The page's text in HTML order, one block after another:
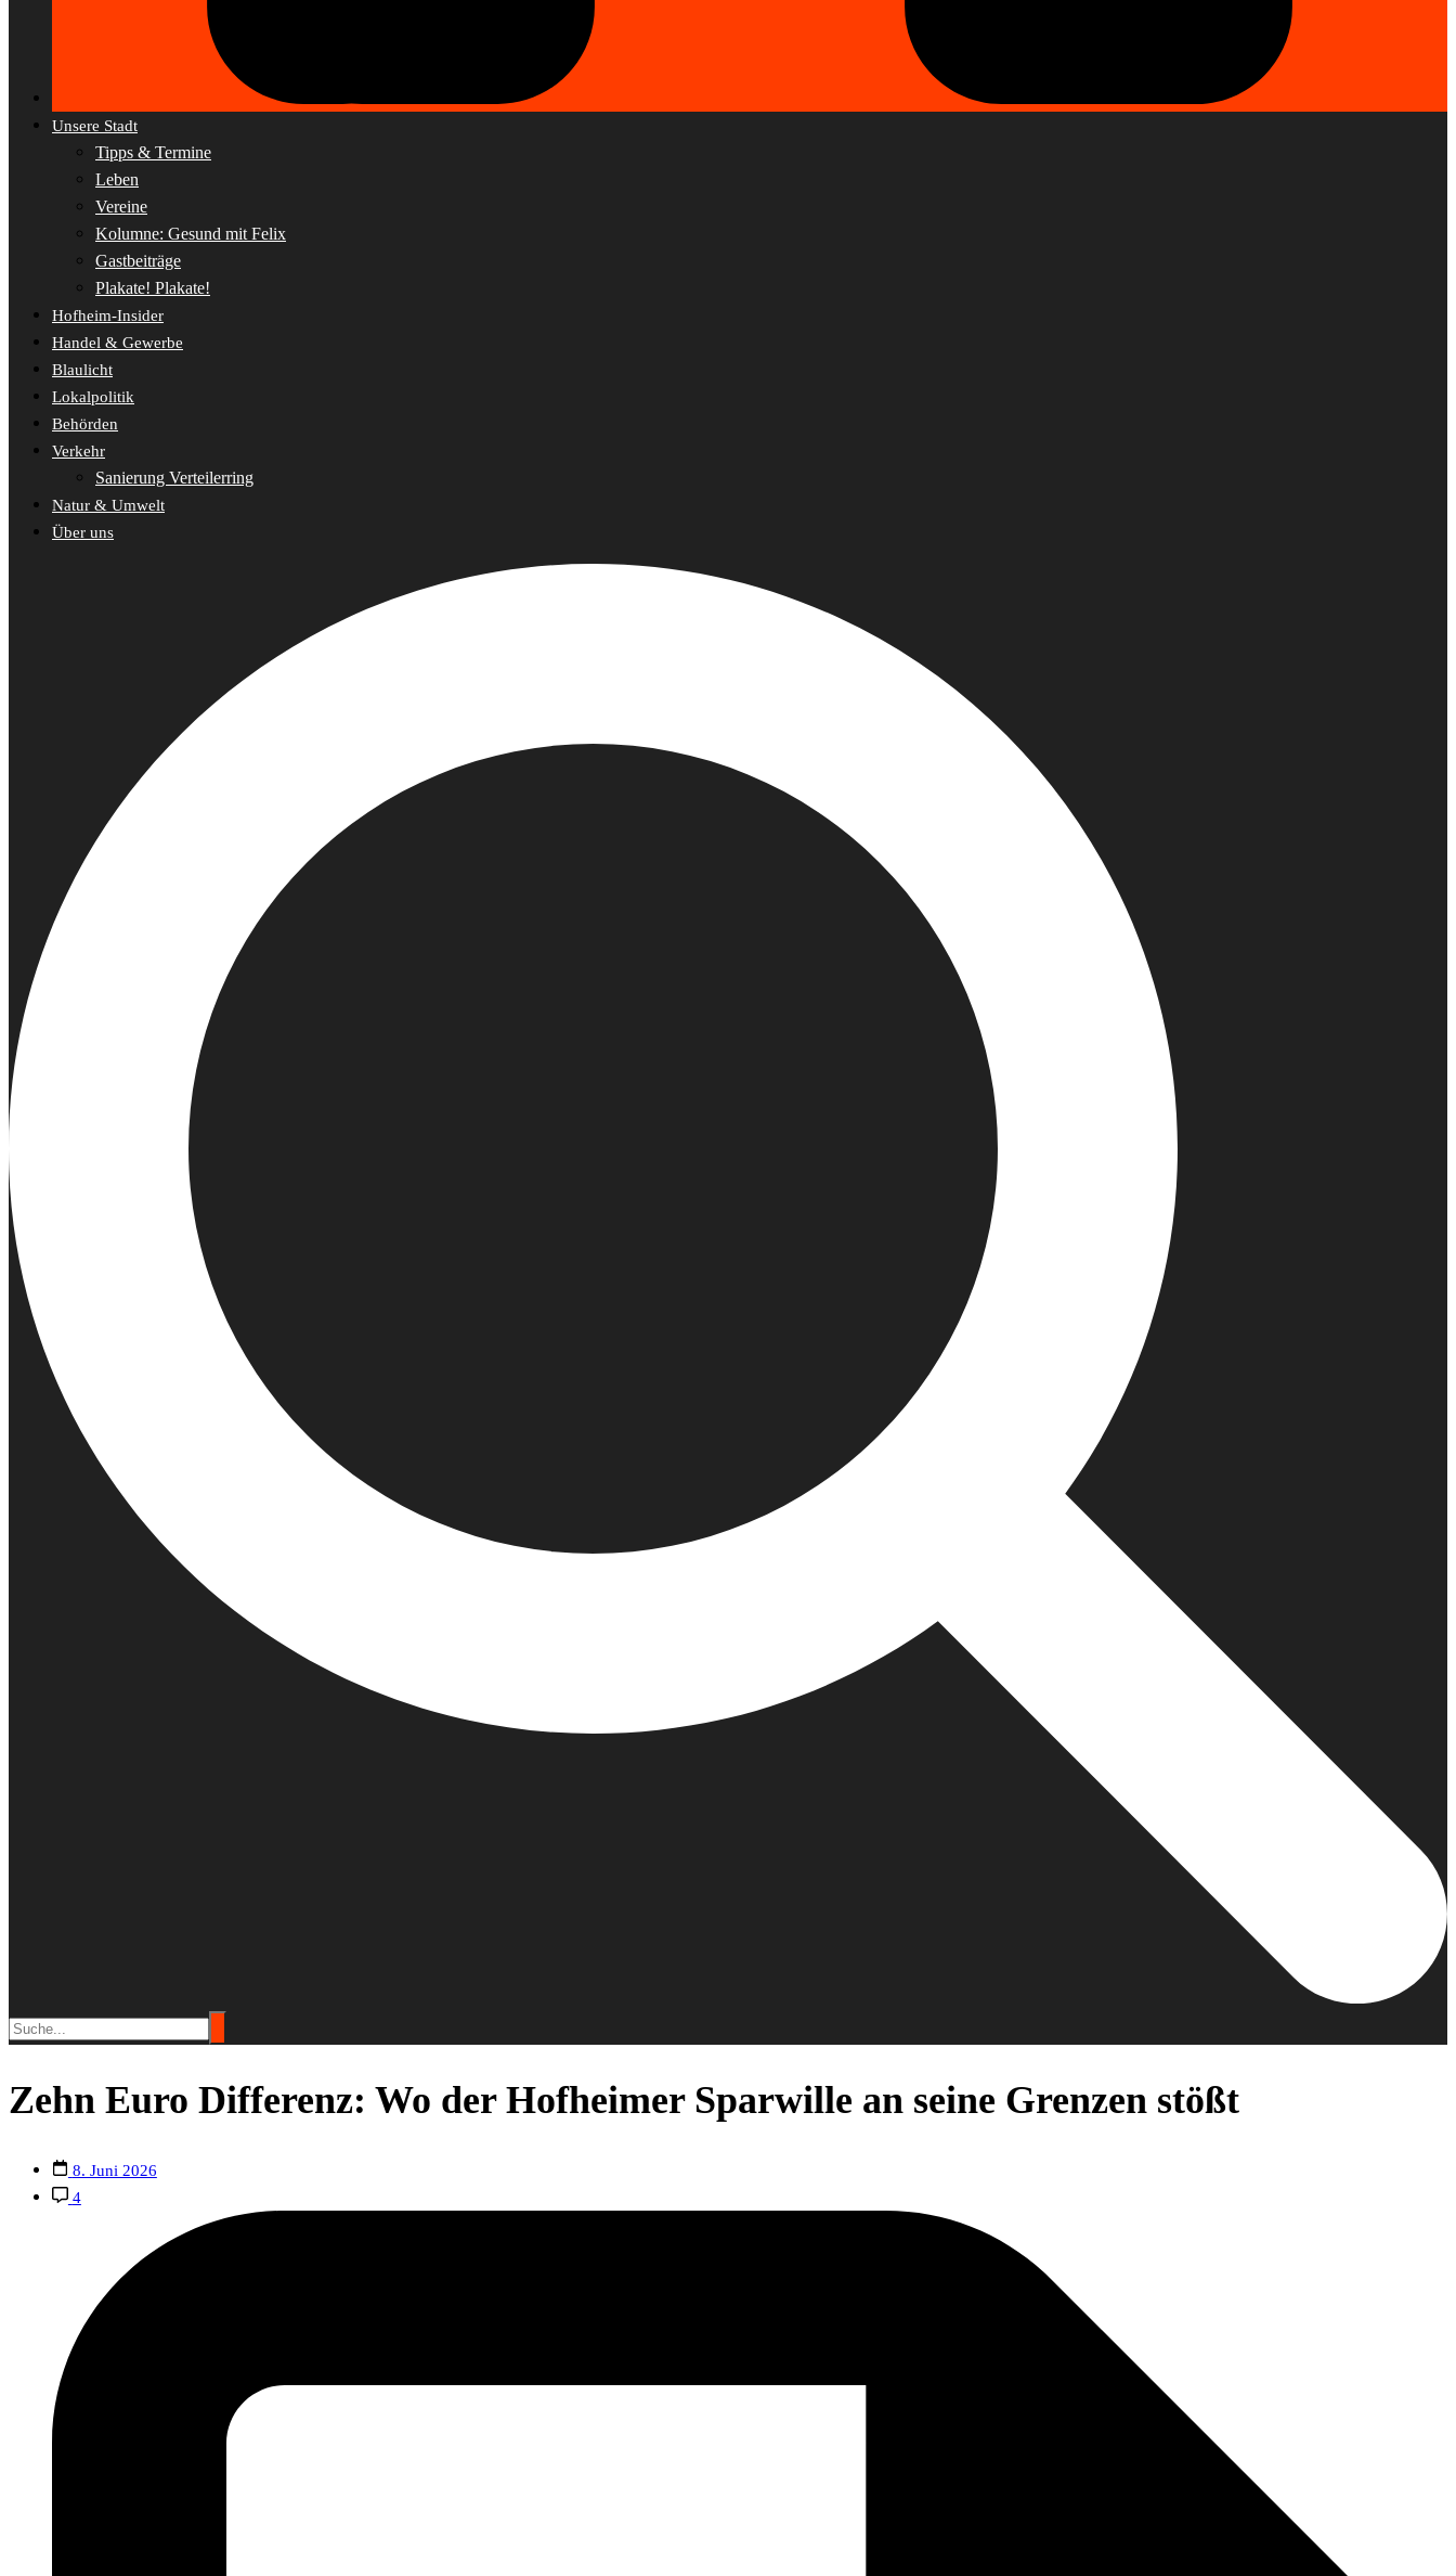
Unsere Stadt
Tipps & Termine
Leben
Vereine
Kolumne: Gesund mit Felix
Gastbeiträge
Plakate! Plakate!
Hofheim-Insider
Handel & Gewerbe
Blaulicht
Lokalpolitik
Behörden
Verkehr
Sanierung Verteilerring
Natur & Umwelt
Über uns
Zehn Euro Differenz: Wo der Hofheimer Sparwille an seine Grenzen stößt
8. Juni 2026
4